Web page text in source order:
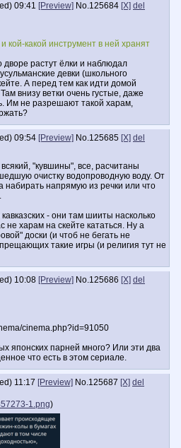
09:41 [Preview] No.125684 [X] del
кой-какой инструмент в ней хранят
дворе растут ёлки и наблюдал
девки (школьного
А перед тем как идти домой
внизу ветки очень густые, даже
Им не разрешают такой харам,
09:54 [Preview] No.125685 [X] del
"кувшины", все, расчитаны
очистку водопроводную воду. От
набирать напрямую из речки или что
- они там шииты насколько
не харам на скейте кататься. Ну а
доски (и чтоб не бегать не
такие игры (и религия тут не
10:08 [Preview] No.125686 [X] del
cinema.php?id=91050
японских парней много? Или эти два
что есть в этом сериале.
11:17 [Preview] No.125687 [X] del
1.png)